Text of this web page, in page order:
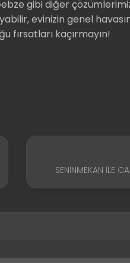
gibi diğer
evinizin genel
fırsatları kaçırmayın!
SENINMEKAN ILE